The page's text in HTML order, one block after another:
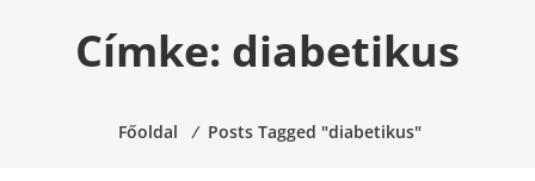
Címke: diabetikus
Főoldal ⁄ Posts Tagged "diabetikus"